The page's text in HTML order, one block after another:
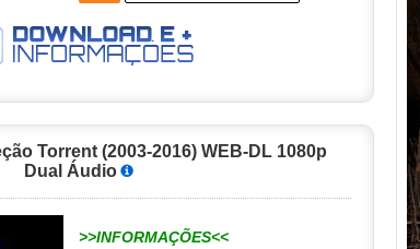
Torrent (2003-2016) WEB-DL 1080p
Dual Áudio
>>INFORMAÇÕES<<